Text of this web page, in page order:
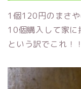
1個120円のまさや
10個購入して家に
という訳でこれ！！